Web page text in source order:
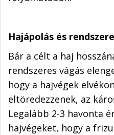
Hajápolás és
Bár a célt a haj
rendszeres vágás
hogy a hajvégek
eltöredezzenek, az
Legalább 2-3 havonta
hajvégeket, hogy a